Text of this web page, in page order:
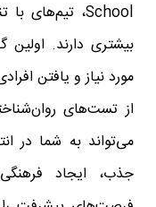
بیشتری دارند.
مورد نیاز و یافتن
می‌تواند به شما در
جذب، ایجاد